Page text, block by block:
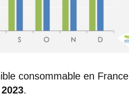
consommable en France
.